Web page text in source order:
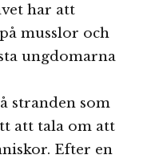
har att
musslor och
ungdomarna
stranden som
att tala om att
Efter en